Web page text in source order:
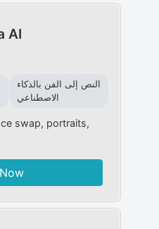
AI
النص إلى الفن بالذكاء
الاصطناعي
swap, portraits,